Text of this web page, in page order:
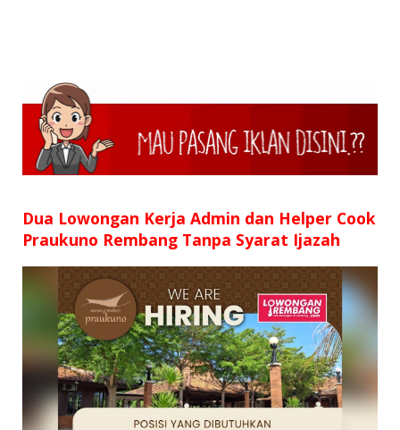
Dua Lowongan Kerja Admin dan Helper Cook
Praukuno Rembang Tanpa Syarat Ijazah